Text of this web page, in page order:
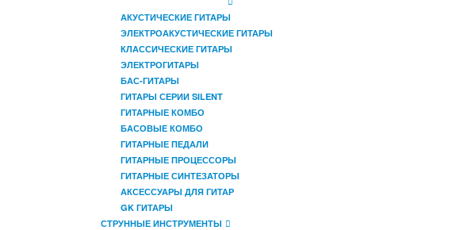
АКУСТИЧЕСКИЕ ГИТАРЫ
ЭЛЕКТРОАКУСТИЧЕСКИЕ ГИТАРЫ
КЛАССИЧЕСКИЕ ГИТАРЫ
ЭЛЕКТРОГИТАРЫ
БАС-ГИТАРЫ
ГИТАРЫ СЕРИИ SILENT
ГИТАРНЫЕ КОМБО
БАСОВЫЕ КОМБО
ГИТАРНЫЕ ПЕДАЛИ
ГИТАРНЫЕ ПРОЦЕССОРЫ
ГИТАРНЫЕ СИНТЕЗАТОРЫ
АКСЕССУАРЫ ДЛЯ ГИТАР
GK ГИТАРЫ
СТРУННЫЕ ИНСТРУМЕНТЫ